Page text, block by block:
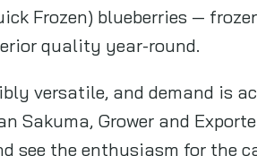
Frozen) blueberries —
quality year-round.
versatile, and demand is
Sakuma, Grower and
see the enthusiasm for the